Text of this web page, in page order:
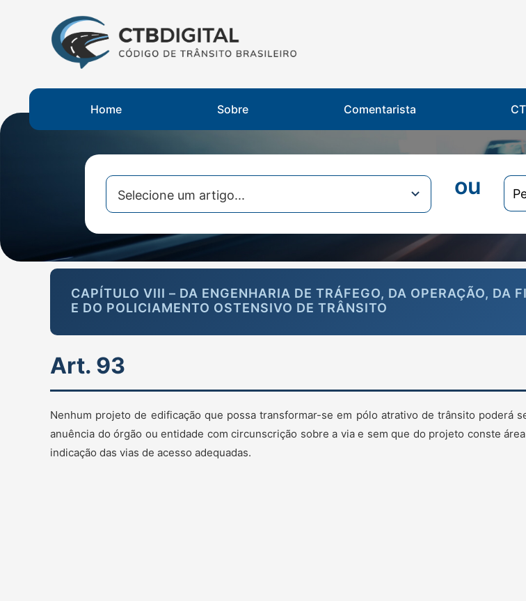
Home Sobre Comentarista
ou
for:
CAPÍTULO VIII – DA ENGENHARIA DE TRÁFEGO, DA OPERAÇÃO, DA
E DO POLICIAMENTO OSTENSIVO DE TRÂNSITO
Art. 93
Nenhum projeto de edificação que possa transformar-se em pólo atrativo de trânsito poderá
anuência do órgão ou entidade com circunscrição sobre a via e sem que do projeto conste
indicação das vias de acesso adequadas.